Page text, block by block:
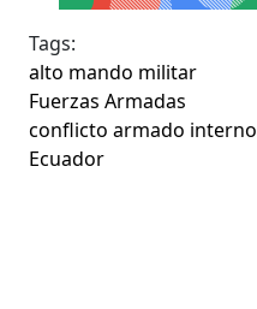
Tags:
alto mando militar
Fuerzas Armadas
conflicto armado interno
Ecuador